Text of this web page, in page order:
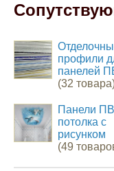
профили
панелей
(32
Панели
потолка с
рисунком
(49